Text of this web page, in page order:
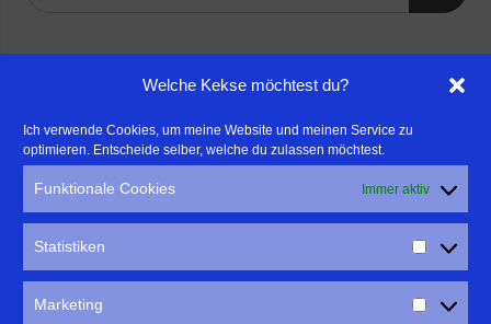
Welche Kekse möchtest du?
Ich verwende Cookies, um meine Website und meinen Service zu
optimieren. Entscheide selber, welche du zulassen möchtest.
Funktionale Cookies Immer aktiv
Statistiken
Marketing
- Für professionelle Fotografen, die ihre Stärken mehr in den
Fokus rücken wollen, empfehle ich eine Beratung durch Frau
Dr. Martina Mettner